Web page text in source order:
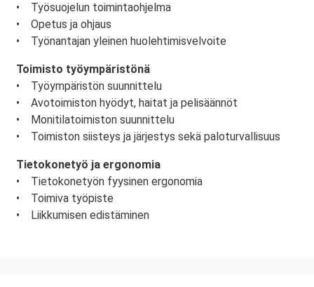
• Työsuojelun toimintaohjelma
• Opetus ja ohjaus
• Työnantajan yleinen huolehtimisvelvoite
Toimisto työympäristönä
• Työympäristön suunnittelu
• Avotoimiston hyödyt, haitat ja pelisäännöt
• Monitilatoimiston suunnittelu
• Toimiston siisteys ja järjestys sekä paloturvallisuus
Tietokonetyö ja ergonomia
• Tietokonetyön fyysinen ergonomia
• Toimiva työpiste
• Liikkumisen edistäminen